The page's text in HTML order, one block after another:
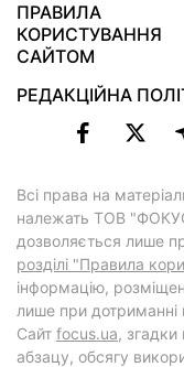
ПРАВИЛА
КОРИСТУВАННЯ
САЙТОМ
РЕДАКЦІЙНА
Всі права на
належать ТОВ
дозволяється лише
розділі "Правила
інформацію,
лише при дотриманні
Cайт focus.ua,
абзацу, обсягу